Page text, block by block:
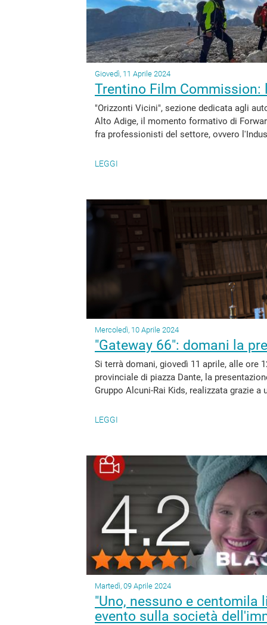
Giovedì, 11 Aprile 2024
Trentino Film
"Orizzonti Vicini", sezione dedicata agli
Alto Adige, il momento formativo di
fra professionisti del settore, ovvero
LEGGI
Mercoledì, 10 Aprile 2024
"Gateway 66": domani la
Si terrà domani, giovedì 11 aprile, alle ore
provinciale di piazza Dante, la
Gruppo Alcuni-Rai Kids, realizzata grazie
LEGGI
Martedì, 09 Aprile 2024
"Uno, nessuno e centomila
evento sulla società